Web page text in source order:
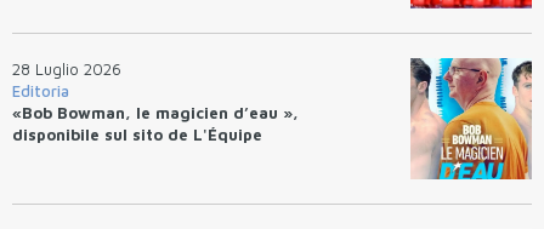
28 Luglio 2026
Editoria
«Bob Bowman, le magicien d’eau »,
disponibile sul sito de L'Équipe